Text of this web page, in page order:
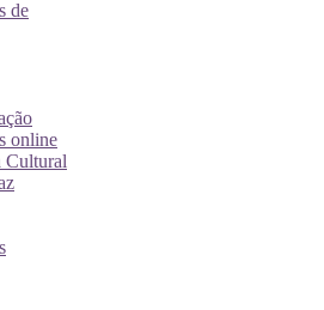
de
online
Cultural